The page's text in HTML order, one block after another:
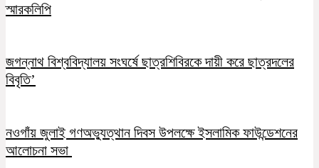
স্মারকলিপি
জগন্নাথ বিশ্ববিদ্যালয় সংঘর্ষে ছাত্রশিবিরকে দায়ী করে ছাত্রদলের
বিবৃতি’
নওগাঁয় জুলাই গণঅভ্যুত্থান দিবস উপলক্ষে ইসলামিক ফাউন্ডেশনের
আলোচনা সভা